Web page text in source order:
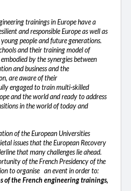
trainings in Europe have a
and responsible Europe as well as
people and future generations.
and their training model of
embodied by the synergies between
and business and the
are aware of their
engaged to train multi-skilled
and the world and ready to address
in the world of today and
of the European Universities
issues that the European Recovery
that many challenges lie ahead.
of the French Presidency of the
to organise an event in order to:
of the French engineering trainings,